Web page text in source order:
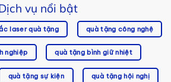
vụ nổi bật
laser quà tặng quà tặng công nghệ
nghiệp quà tặng bình giữ nhiệt
quà tặng sự kiện quà tặng hội nghị